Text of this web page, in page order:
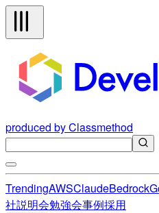
produced by Classmethod
TrendingAWSClaudeBedrock
社説明会勉強会事例採用